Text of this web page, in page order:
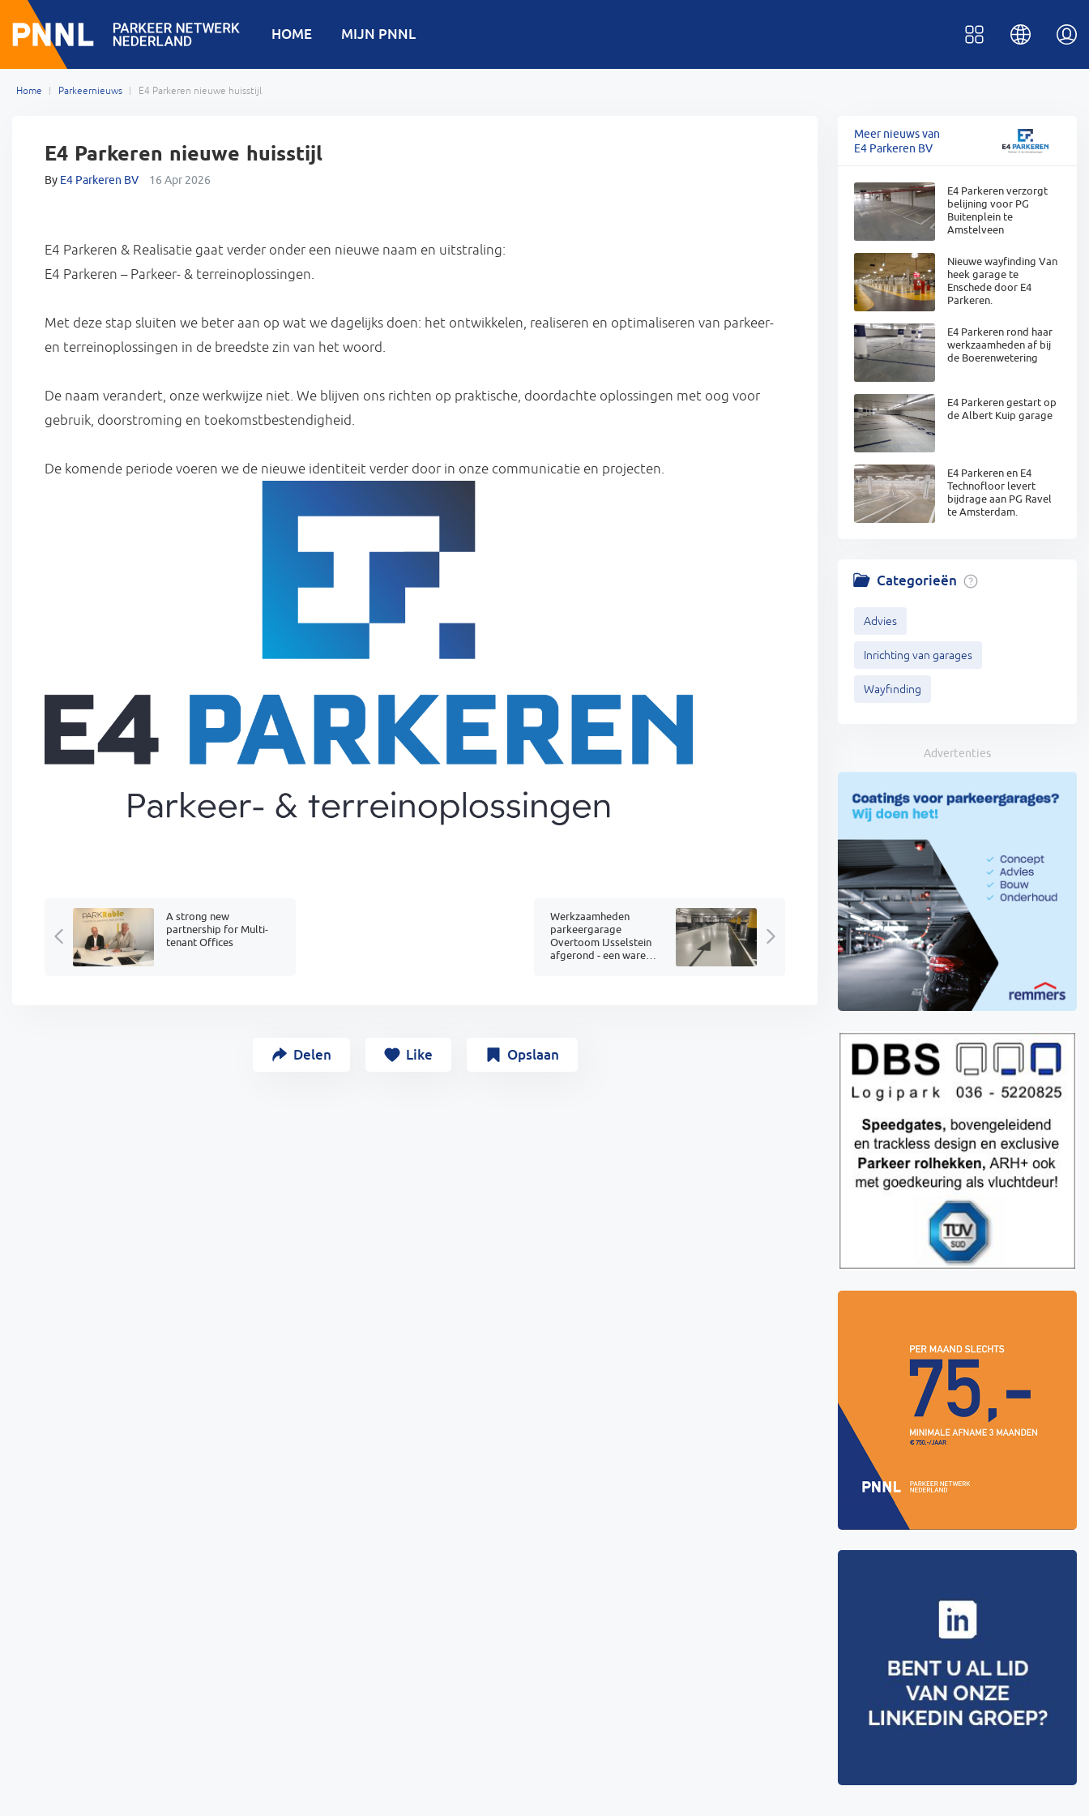
HOME MIJN PNNL
Home Parkeernieuws E4 Parkeren nieuwe huisstijl
E4 Parkeren nieuwe huisstijl
By E4 Parkeren BV 16 Apr 2026
E4 Parkeren & Realisatie gaat verder onder een nieuwe naam en uitstraling:
E4 Parkeren – Parkeer- & terreinoplossingen.
Met deze stap sluiten we beter aan op wat we dagelijks doen: het ontwikkelen, realiseren en optimaliseren van parkeer-
en terreinoplossingen in de breedste zin van het woord.
De naam verandert, onze werkwijze niet. We blijven ons richten op praktische, doordachte oplossingen met oog voor
gebruik, doorstroming en toekomstbestendigheid.
De komende periode voeren we de nieuwe identiteit verder door in onze communicatie en projecten.
A strong new
partnership for Multi-
tenant Offices
Werkzaamheden
parkeergarage
Overtoom IJsselstein
afgerond - een ware
Delen Like Opslaan
Meer nieuws van
E4 Parkeren BV
E4 Parkeren verzorgt
belijning voor PG
Buitenplein te
Amstelveen
Nieuwe wayfinding Van
heek garage te
Enschede door E4
Parkeren.
E4 Parkeren rond haar
werkzaamheden af bij
de Boerenwetering
E4 Parkeren gestart op
de Albert Kuip garage
E4 Parkeren en E4
Technofloor levert
bijdrage aan PG Ravel
te Amsterdam.
Categorieën
Advies
Inrichting van garages
Wayfinding
Advertenties